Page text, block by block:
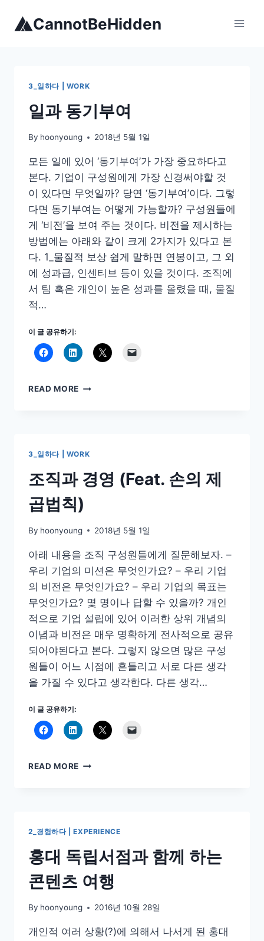
CannotBeHidden
3_일하다 | WORK
일과 동기부여
By hoonyoung 2018년 5월 1일
모든 일에 있어 ‘동기부여’가 가장 중요하다고
본다. 기업이 구성원에게 가장 신경써야할 것
이 있다면 무엇일까? 당연 ‘동기부여’이다. 그렇
다면 동기부여는 어떻게 가능할까? 구성원들에
게 ‘비전’을 보여 주는 것이다. 비전을 제시하는
방법에는 아래와 같이 크게 2가지가 있다고 본
다. 1_물질적 보상 쉽게 말하면 연봉이고, 그 외
에 성과급, 인센티브 등이 있을 것이다. 조직에
서 팀 혹은 개인이 높은 성과를 올렸을 때, 물질
적…
이 글 공유하기:
READ MORE 일
3_일하다 | WORK
조직과 경영 (Feat. 손의 제
곱법칙)
By hoonyoung 2018년 5월 1일
아래 내용을 조직 구성원들에게 질문해보자. –
우리 기업의 미션은 무엇인가요? – 우리 기업
의 비전은 무엇인가요? – 우리 기업의 목표는
무엇인가요? 몇 명이나 답할 수 있을까? 개인
적으로 기업 설립에 있어 이러한 상위 개념의
이념과 비전은 매우 명확하게 전사적으로 공유
되어야된다고 본다. 그렇지 않으면 많은 구성
원들이 어느 시점에 흔들리고 서로 다른 생각
을 가질 수 있다고 생각한다. 다른 생각…
이 글 공유하기:
READ MORE
의
제
곱
법
2_경험하다 | EXPERIENCE
홍대 독립서점과 함께 하는
콘텐츠 여행
By hoonyoung 2016년 10월 28일
개인적 여러 상황(?)에 의해서 나서게 된 홍대